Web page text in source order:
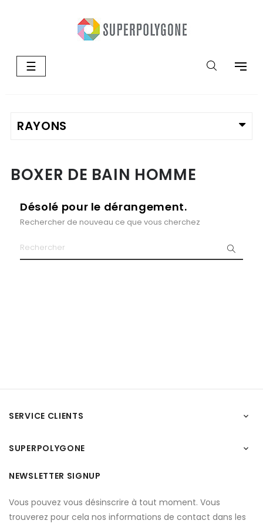
Basculer
la
☰
BOXER DE BAIN HOMME
Désolé pour le dérangement.
Rechercher de nouveau ce que vous cherchez
SERVICE CLIENTS 
SUPERPOLYGONE 
NEWSLETTER SIGNUP
Vous pouvez vous désinscrire à tout moment. Vous
trouverez pour cela nos informations de contact dans les